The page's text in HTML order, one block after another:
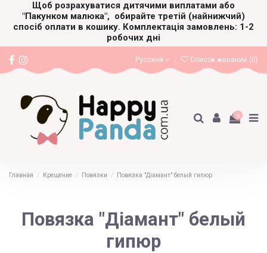
Щоб розрахуватися дитячими виплатами або
"Пакунком малюка", обирайте третій (найнижчий)
спосіб оплати в кошику. Комплектація замовлень: 1-2
робочих дні
Русский Список желаний (0)
0
Главная Крещение Повязки Повязка "Діамант" белый гипюр
Повязка "Діамант" белый
гипюр